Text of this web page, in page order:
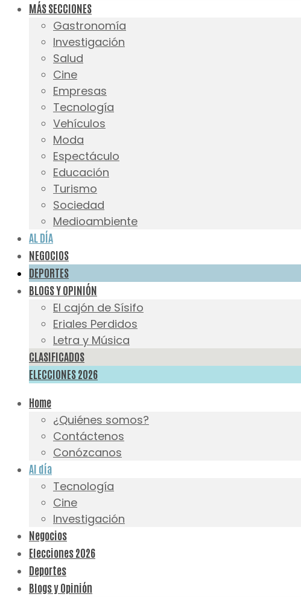
MÁS SECCIONES
Gastronomía
Investigación
Salud
Cine
Empresas
Tecnología
Vehículos
Moda
Espectáculo
Educación
Turismo
Sociedad
Medioambiente
AL DÍA
NEGOCIOS
DEPORTES
BLOGS Y OPINIÓN
El cajón de Sísifo
Eriales Perdidos
Letra y Música
CLASIFICADOS
ELECCIONES 2026
Home
¿Quiénes somos?
Contáctenos
Conózcanos
Al día
Tecnología
Cine
Investigación
Negocios
Elecciones 2026
Deportes
Blogs y Opinión